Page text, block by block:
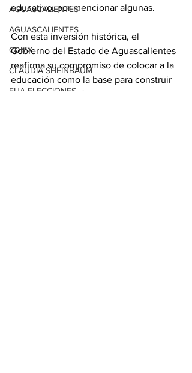
AGUASCALIENTES
AGUASCALIENTES
CDMX
CLAUDIA SHEINBAUM
EUA ELECCIONES
educativo, por mencionar algunas.
Con esta inversión histórica, el
Gobierno del Estado de Aguascalientes
reafirma su compromiso de colocar a la
educación como la base para construir
un futuro más próspero para las familias